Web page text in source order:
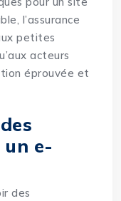
l’assurance
petites
acteurs
éprouvée et
e-
des